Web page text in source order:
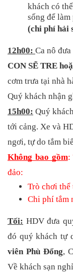
khách có
(chi phí hải
12h00: Ca nô
CON SẼ TRE
cơm trưa tại nhà
Quý khách nhận
15h00: Quý
tới cảng. Xe và
ngơi, tự do tắm
Không bao gồm:
đảo:
Trò chơi thể
Chi phí tắm
Tối: HDV đưa
đó quý khách tự
viên Phù Đổng, C
Về khách sạn